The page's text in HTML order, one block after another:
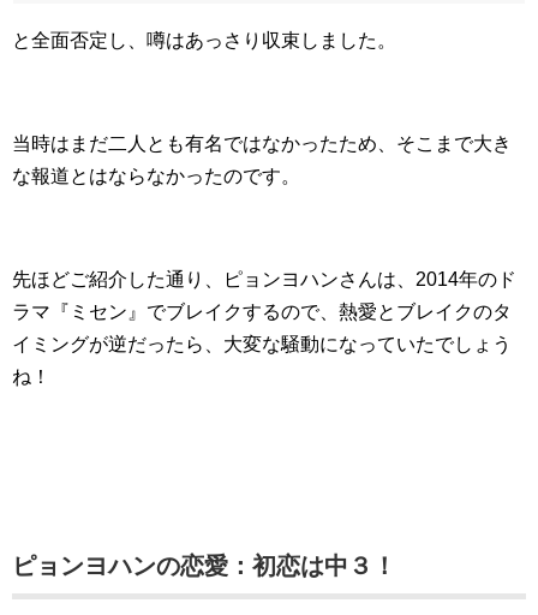
と全面否定し、噂はあっさり収束しました。
当時はまだ二人とも有名ではなかったため、そこまで大き
な報道とはならなかったのです。
先ほどご紹介した通り、ピョンヨハンさんは、2014年のド
ラマ『ミセン』でブレイクするので、熱愛とブレイクのタ
イミングが逆だったら、大変な騒動になっていたでしょう
ね！
ピョンヨハンの恋愛：初恋は中３！